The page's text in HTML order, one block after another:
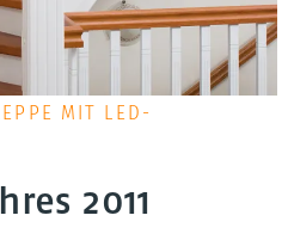
MIT LED-
2011